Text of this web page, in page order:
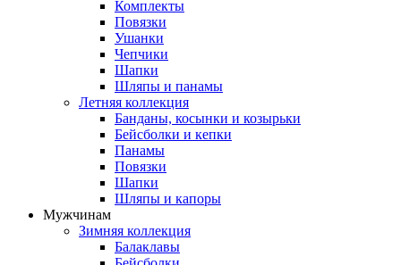
Комплекты
Повязки
Ушанки
Чепчики
Шапки
Шляпы и панамы
Летняя коллекция
Банданы, косынки и козырьки
Бейсболки и кепки
Панамы
Повязки
Шапки
Шляпы и капоры
Мужчинам
Зимняя коллекция
Балаклавы